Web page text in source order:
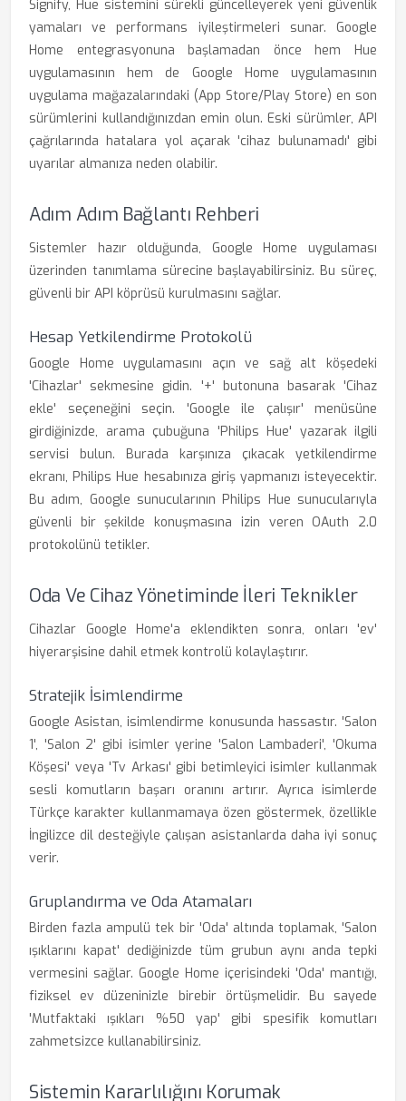
Signify, Hue sistemini sürekli güncelleyerek yeni güvenlik
yamaları ve performans iyileştirmeleri sunar. Google
Home entegrasyonuna başlamadan önce hem Hue
uygulamasının hem de Google Home uygulamasının
uygulama mağazalarındaki (App Store/Play Store) en son
sürümlerini kullandığınızdan emin olun. Eski sürümler, API
çağrılarında hatalara yol açarak 'cihaz bulunamadı' gibi
uyarılar almanıza neden olabilir.
Adım Adım Bağlantı Rehberi
Sistemler hazır olduğunda, Google Home uygulaması
üzerinden tanımlama sürecine başlayabilirsiniz. Bu süreç,
güvenli bir API köprüsü kurulmasını sağlar.
Hesap Yetkilendirme Protokolü
Google Home uygulamasını açın ve sağ alt köşedeki
'Cihazlar' sekmesine gidin. '+' butonuna basarak 'Cihaz
ekle' seçeneğini seçin. 'Google ile çalışır' menüsüne
girdiğinizde, arama çubuğuna 'Philips Hue' yazarak ilgili
servisi bulun. Burada karşınıza çıkacak yetkilendirme
ekranı, Philips Hue hesabınıza giriş yapmanızı isteyecektir.
Bu adım, Google sunucularının Philips Hue sunucularıyla
güvenli bir şekilde konuşmasına izin veren OAuth 2.0
protokolünü tetikler.
Oda Ve Cihaz Yönetiminde İleri Teknikler
Cihazlar Google Home'a eklendikten sonra, onları 'ev'
hiyerarşisine dahil etmek kontrolü kolaylaştırır.
Stratejik İsimlendirme
Google Asistan, isimlendirme konusunda hassastır. 'Salon
1', 'Salon 2' gibi isimler yerine 'Salon Lambaderi', 'Okuma
Köşesi' veya 'Tv Arkası' gibi betimleyici isimler kullanmak
sesli komutların başarı oranını artırır. Ayrıca isimlerde
Türkçe karakter kullanmamaya özen göstermek, özellikle
İngilizce dil desteğiyle çalışan asistanlarda daha iyi sonuç
verir.
Gruplandırma ve Oda Atamaları
Birden fazla ampulü tek bir 'Oda' altında toplamak, 'Salon
ışıklarını kapat' dediğinizde tüm grubun aynı anda tepki
vermesini sağlar. Google Home içerisindeki 'Oda' mantığı,
fiziksel ev düzeninizle birebir örtüşmelidir. Bu sayede
'Mutfaktaki ışıkları %50 yap' gibi spesifik komutları
zahmetsizce kullanabilirsiniz.
Sistemin Kararlılığını Korumak